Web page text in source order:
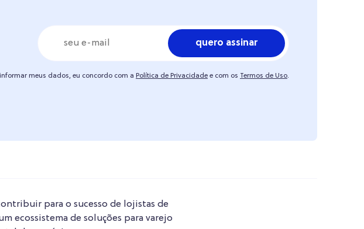
quero assinar
meus dados, eu concordo com a Política de Privacidade e com os Termos de Uso.
para o sucesso de lojistas de
ecossistema de soluções para varejo